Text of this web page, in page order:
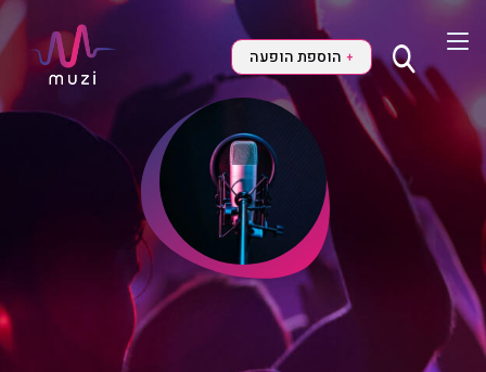
+ הוספת הופעה